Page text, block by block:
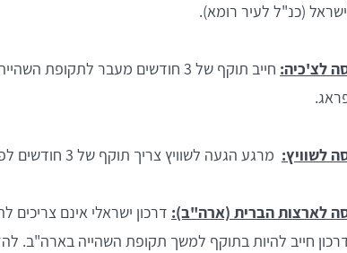
(כנ"ל לעיר רומא).
לצ'כיה:
חייב תוקף של 3 חודשים מעבר לתקופת
לשוויץ: מרגע הגעה לשוויץ צריך תוקף של 3 חודשים לפחות.
לארצות הברית (ארה"ב): דרכון ישראלי אינם צריכים
חייב להיות בתוקף למשך תקופת השהייה בארה"ב.